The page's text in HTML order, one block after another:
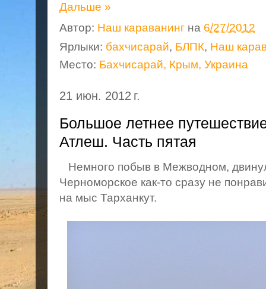
Дальше »
Автор: Наш караванинг на 6/27/2012
Ярлыки: бахчисарай, БЛПК, Наш
Место: Бахчисарай, Крым, Украина
21 июн. 2012 г.
Большое летнее
Атлеш. Часть пятая
Немного побыв в Межводном,
Черноморское как-то сразу не
на мыс Тарханкут.